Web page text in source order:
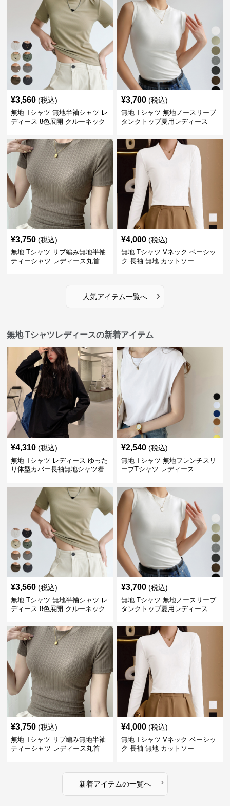
¥3,560 (税込)
無地 Tシャツ 無地半袖シャツ レ
ディース 8色展開 クルーネック
¥3,700 (税込)
無地 Tシャツ 無地ノースリーブ
タンクトップ夏用レディース
¥3,750 (税込)
無地 Tシャツ リブ編み無地半袖
ティーシャツ レディース丸首
¥4,000 (税込)
無地 Tシャツ Vネック ベーシッ
ク 長袖 無地 カットソー
人気アイテム一覧へ ›
無地 Tシャツレディースの新着アイテム
¥4,310 (税込)
無地 Tシャツ レディース ゆった
り体型カバー長袖無地シャツ着
¥2,540 (税込)
無地 Tシャツ 無地フレンチスリ
ーブTシャツ レディース
¥3,560 (税込)
無地 Tシャツ 無地半袖シャツ レ
ディース 8色展開 クルーネック
¥3,700 (税込)
無地 Tシャツ 無地ノースリーブ
タンクトップ夏用レディース
¥3,750 (税込)
無地 Tシャツ リブ編み無地半袖
ティーシャツ レディース丸首
¥4,000 (税込)
無地 Tシャツ Vネック ベーシッ
ク 長袖 無地 カットソー
新着アイテムの一覧へ ›